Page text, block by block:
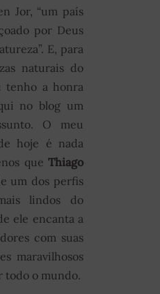
Jor, “um país
por Deus
E, para
naturais do
tenho a honra
no blog um
O meu
hoje é nada
que Thiago
um dos perfis
lindos do
ele encanta a
com suas
maravilhosos
todo o mundo.